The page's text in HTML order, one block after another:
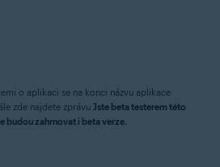
o aplikaci se na konci názvu aplikace
zde najdete zprávu Jste beta testerem této
budou zahrnovat i beta verze.